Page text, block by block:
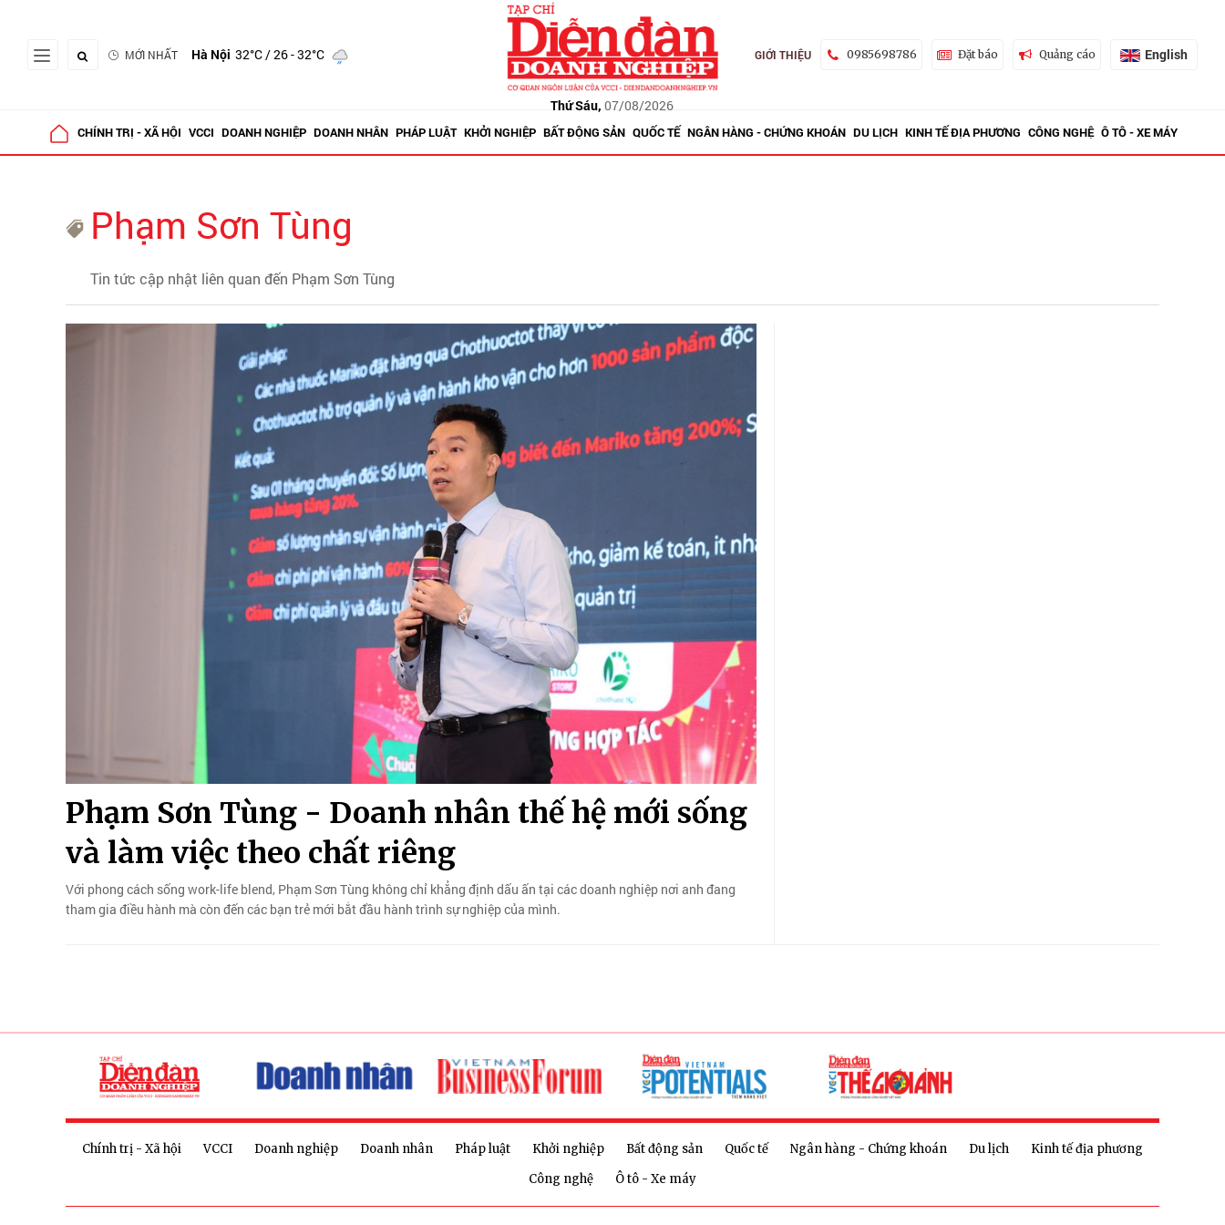
MỚI NHẤT Hà Nội 32°C/ 26 - 32°C
Thứ Sáu, 07/08/2026
GIỚI THIỆU 0985698786 Đặt báo Quảng cáo English
CHÍNH TRỊ - XÃ HỘI VCCI DOANH NGHIỆP DOANH NHÂN PHÁP LUẬT KHỞI NGHIỆP BẤT ĐỘNG SẢN QUỐC TẾ NGÂN HÀNG - CHỨNG KHOÁN DU LỊCH KINH TẾ ĐỊA PHƯƠNG CÔNG NGHỆ Ô TÔ - XE MÁY
Phạm Sơn Tùng
Tin tức cập nhật liên quan đến Phạm Sơn Tùng
Phạm Sơn Tùng - Doanh nhân thế hệ mới sống
và làm việc theo chất riêng
Với phong cách sống work-life blend, Phạm Sơn Tùng không chỉ khẳng định dấu ấn tại các doanh nghiệp nơi anh đang
tham gia điều hành mà còn đến các bạn trẻ mới bắt đầu hành trình sự nghiệp của mình.
Chính trị - Xã hội VCCI Doanh nghiệp Doanh nhân Pháp luật Khởi nghiệp Bất động sản Quốc tế Ngân hàng - Chứng khoán Du lịch
Kinh tế địa phương
Công nghệ
Ô tô - Xe máy